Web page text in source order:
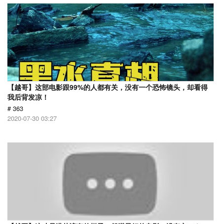
【越哥】这部电影跟99%的人都有关，没有一个恐怖镜头，却看得
我后背发凉！
# 363
2020-07-30 03:27